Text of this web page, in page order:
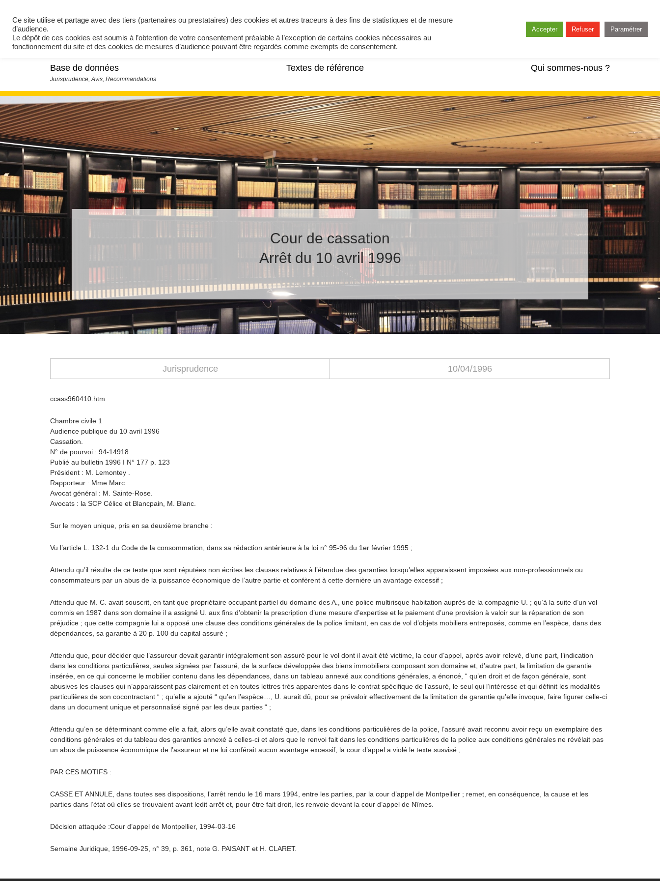
Base de données Textes de référence Qui sommes-nous ?
Cour de cassation
Arrêt du 10 avril 1996
Jurisprudence 10/04/1996
ccass960410.htm
Chambre civile 1
Audience publique du 10 avril 1996
Cassation.
N° de pourvoi : 94-14918
Publié au bulletin 1996 I N° 177 p. 123
Président : M. Lemontey .
Rapporteur : Mme Marc.
Avocat général : M. Sainte-Rose.
Avocats : la SCP Célice et Blancpain, M. Blanc.
Sur le moyen unique, pris en sa deuxième branche :
Vu l’article L. 132-1 du Code de la consommation, dans sa rédaction antérieure à la loi n° 95-96 du 1er février 1995 ;
Attendu qu’il résulte de ce texte que sont réputées non écrites les clauses relatives à l’étendue des garanties lorsqu’elles apparaissent imposées aux non-professionnels ou
consommateurs par un abus de la puissance économique de l’autre partie et confèrent à cette dernière un avantage excessif ;
Attendu que M. C. avait souscrit, en tant que propriétaire occupant partiel du domaine des A., une police multirisque habitation auprès de la compagnie U. ; qu’à la suite d’un vol
commis en 1987 dans son domaine il a assigné U. aux fins d’obtenir la prescription d’une mesure d’expertise et le paiement d’une provision à valoir sur la réparation de son
préjudice ; que cette compagnie lui a opposé une clause des conditions générales de la police limitant, en cas de vol d’objets mobiliers entreposés, comme en l’espèce, dans des
dépendances, sa garantie à 20 p. 100 du capital assuré ;
Attendu que, pour décider que l’assureur devait garantir intégralement son assuré pour le vol dont il avait été victime, la cour d’appel, après avoir relevé, d’une part, l’indication
dans les conditions particulières, seules signées par l’assuré, de la surface développée des biens immobiliers composant son domaine et, d’autre part, la limitation de garantie
insérée, en ce qui concerne le mobilier contenu dans les dépendances, dans un tableau annexé aux conditions générales, a énoncé, “ qu’en droit et de façon générale, sont
abusives les clauses qui n’apparaissent pas clairement et en toutes lettres très apparentes dans le contrat spécifique de l’assuré, le seul qui l’intéresse et qui définit les modalités
particulières de son cocontractant “ ; qu’elle a ajouté “ qu’en l’espèce…, U. aurait dû, pour se prévaloir effectivement de la limitation de garantie qu’elle invoque, faire figurer celle-ci
dans un document unique et personnalisé signé par les deux parties “ ;
Attendu qu’en se déterminant comme elle a fait, alors qu’elle avait constaté que, dans les conditions particulières de la police, l’assuré avait reconnu avoir reçu un exemplaire des
conditions générales et du tableau des garanties annexé à celles-ci et alors que le renvoi fait dans les conditions particulières de la police aux conditions générales ne révélait pas
un abus de puissance économique de l’assureur et ne lui conférait aucun avantage excessif, la cour d’appel a violé le texte susvisé ;
PAR CES MOTIFS :
CASSE ET ANNULE, dans toutes ses dispositions, l’arrêt rendu le 16 mars 1994, entre les parties, par la cour d’appel de Montpellier ; remet, en conséquence, la cause et les
parties dans l’état où elles se trouvaient avant ledit arrêt et, pour être fait droit, les renvoie devant la cour d’appel de Nîmes.
Décision attaquée :Cour d’appel de Montpellier, 1994-03-16
Semaine Juridique, 1996-09-25, n° 39, p. 361, note G. PAISANT et H. CLARET.
Ce site utilise et partage avec des tiers (partenaires ou prestataires) des cookies et autres traceurs à des fins de statistiques et de mesure
d’audience.
Le dépôt de ces cookies est soumis à l’obtention de votre consentement préalable à l’exception de certains cookies nécessaires au
fonctionnement du site et des cookies de mesures d’audience pouvant être regardés comme exempts de consentement.
Accepter Refuser Paramétrer